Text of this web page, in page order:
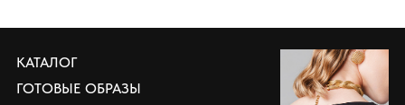
КАТАЛОГ
ГОТОВЫЕ ОБРАЗЫ